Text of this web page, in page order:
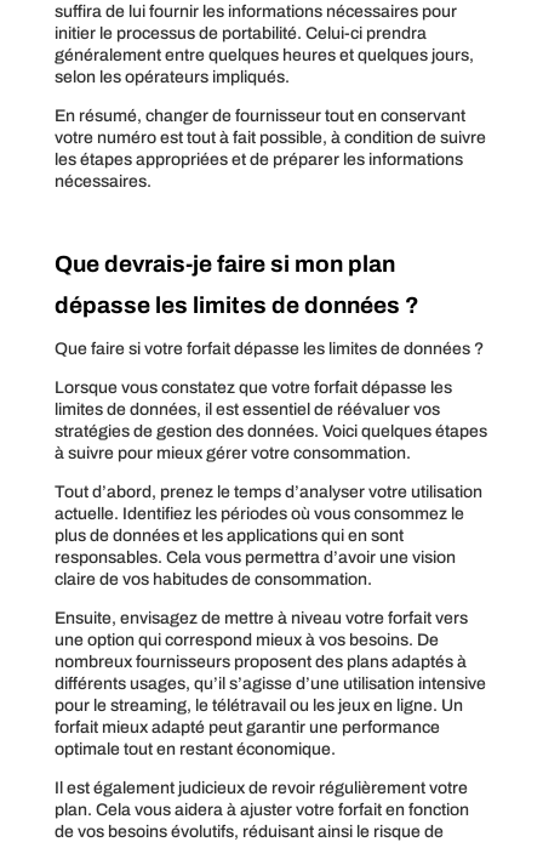
suffira de lui fournir les informations nécessaires pour
initier le processus de portabilité. Celui-ci prendra
généralement entre quelques heures et quelques jours,
selon les opérateurs impliqués.
En résumé, changer de fournisseur tout en conservant
votre numéro est tout à fait possible, à condition de suivre
les étapes appropriées et de préparer les informations
nécessaires.
Que devrais-je faire si mon plan
dépasse les limites de données ?
Que faire si votre forfait dépasse les limites de données ?
Lorsque vous constatez que votre forfait dépasse les
limites de données, il est essentiel de réévaluer vos
stratégies de gestion des données. Voici quelques étapes
à suivre pour mieux gérer votre consommation.
Tout d’abord, prenez le temps d’analyser votre utilisation
actuelle. Identifiez les périodes où vous consommez le
plus de données et les applications qui en sont
responsables. Cela vous permettra d’avoir une vision
claire de vos habitudes de consommation.
Ensuite, envisagez de mettre à niveau votre forfait vers
une option qui correspond mieux à vos besoins. De
nombreux fournisseurs proposent des plans adaptés à
différents usages, qu’il s’agisse d’une utilisation intensive
pour le streaming, le télétravail ou les jeux en ligne. Un
forfait mieux adapté peut garantir une performance
optimale tout en restant économique.
Il est également judicieux de revoir régulièrement votre
plan. Cela vous aidera à ajuster votre forfait en fonction
de vos besoins évolutifs, réduisant ainsi le risque de